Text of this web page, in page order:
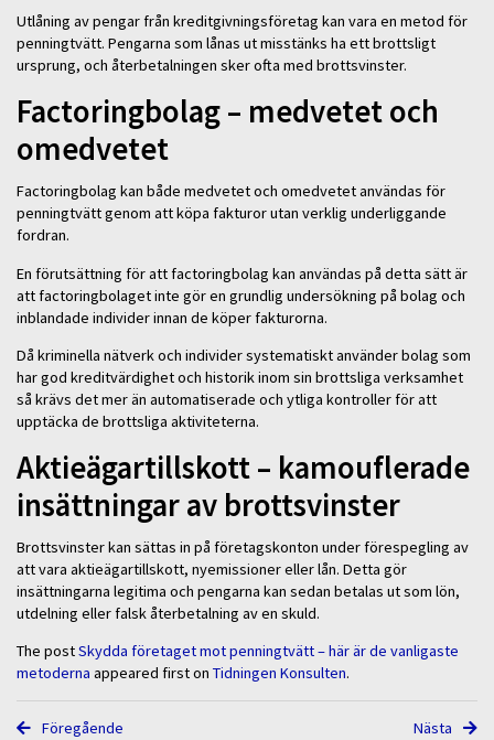
Utlåning av pengar från kreditgivningsföretag kan vara en metod för
penningtvätt. Pengarna som lånas ut misstänks ha ett brottsligt
ursprung, och återbetalningen sker ofta med brottsvinster.
Factoringbolag – medvetet och
omedvetet
Factoringbolag kan både medvetet och omedvetet användas för
penningtvätt genom att köpa fakturor utan verklig underliggande
fordran.
En förutsättning för att factoringbolag kan användas på detta sätt är
att factoringbolaget inte gör en grundlig undersökning på bolag och
inblandade individer innan de köper fakturorna.
Då kriminella nätverk och individer systematiskt använder bolag som
har god kreditvärdighet och historik inom sin brottsliga verksamhet
så krävs det mer än automatiserade och ytliga kontroller för att
upptäcka de brottsliga aktiviteterna.
Aktieägartillskott – kamouflerade
insättningar av brottsvinster
Brottsvinster kan sättas in på företagskonton under förespegling av
att vara aktieägartillskott, nyemissioner eller lån. Detta gör
insättningarna legitima och pengarna kan sedan betalas ut som lön,
utdelning eller falsk återbetalning av en skuld.
The postSkydda företaget mot penningtvätt – här är de vanligaste
metoderna appeared first on Tidningen Konsulten.
Föregående Nästa